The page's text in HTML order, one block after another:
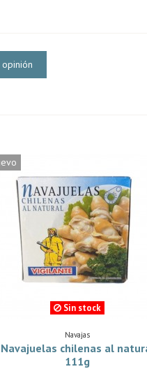
Sin stock
Navajas
Navajuelas chilenas al
111g